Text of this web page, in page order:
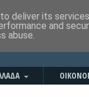
deliver its
and
abuse.